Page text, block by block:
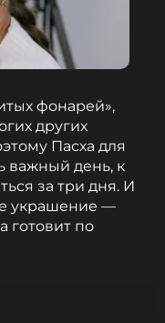
фонарей»,
других
Пасха для
важный день, к
за три дня. И
украшение —
готовит по